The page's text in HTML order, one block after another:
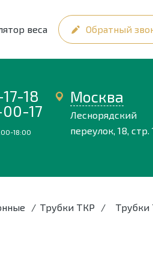
веса Обратный
18
17
18:00
Москва
Леснорядский
переулок, 18, стр.
/ Трубки ТКР / Трубки